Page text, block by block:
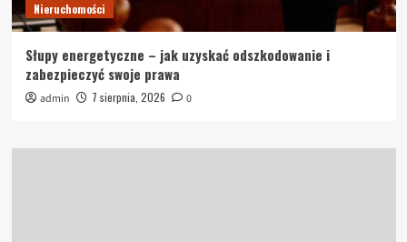
Nieruchomości
Słupy energetyczne – jak uzyskać odszkodowanie i
zabezpieczyć swoje prawa
admin 7 sierpnia, 2026 0